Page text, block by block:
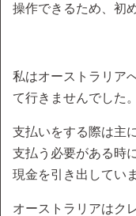
操作できるため、初
私はオーストラリア
て行きませんでした。
支払いをする際は主
支払う必要がある時
現金を引き出してい
オーストラリアはク